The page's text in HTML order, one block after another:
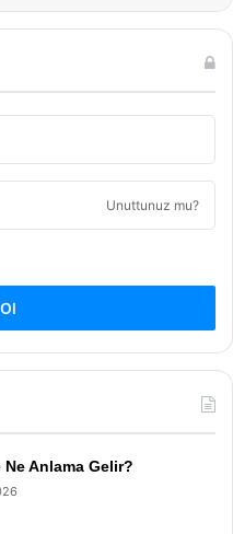
Unuttunuz mu?
Anlama Gelir?